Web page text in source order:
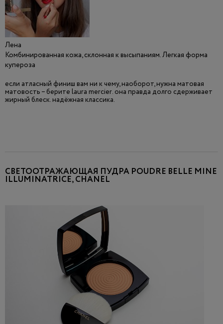
Лена
Комбинированная кожа, склонная к высыпаниям. Легкая форма
купероза
если атласный финиш вам ни к чему, наоборот, нужна матовая
матовость – берите laura mercier. она правда долго сдерживает
жирный блеск. надёжная классика.
СВЕТООТРАЖАЮЩАЯ ПУДРА POUDRE BELLE MINE
ILLUMINATRICE, CHANEL